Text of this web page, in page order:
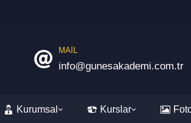
MAİL
info@gunesakademi.com.tr
Kurumsal Kurslar